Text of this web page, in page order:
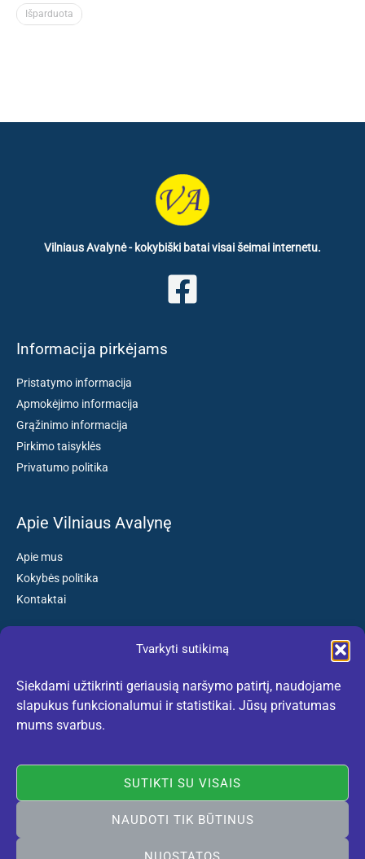
Tvarkyti sutikimą
Siekdami užtikrinti geriausią naršymo patirtį, naudojame
slapukus funkcionalumui ir statistikai. Jūsų privatumas
mums svarbus.
SUTIKTI SU VISAIS
NAUDOTI TIK BŪTINUS
Išparduota
Vilniaus Avalynė - kokybiški batai visai šeimai internetu.
Informacija pirkėjams
Pristatymo informacija
Apmokėjimo informacija
Grąžinimo informacija
Pirkimo taisyklės
Privatumo politika
Apie Vilniaus Avalynę
Apie mus
Kokybės politika
Kontaktai
El. paštas: kokybiskibatai@gmail.com
Tel. +370 659 77132
© 2005-2026 Vilniaus Avalynė. Visos teisės saugomos. Sukurta